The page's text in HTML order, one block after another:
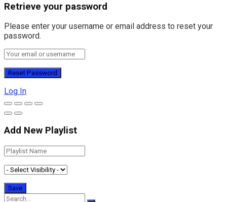
Retrieve your password
Please enter your username or email address to reset your
password.
Log In
Add New Playlist